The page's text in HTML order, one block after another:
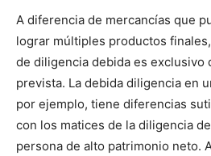
A diferencia de mercancías que
lograr múltiples productos
de diligencia debida es exclusivo
prevista. La debida diligencia en
por ejemplo, tiene diferencias
con los matices de la diligencia
persona de alto patrimonio neto.